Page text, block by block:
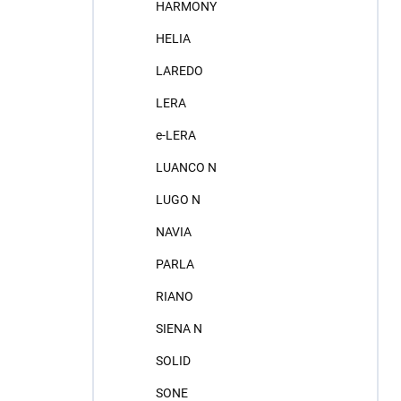
HARMONY
HELIA
LAREDO
LERA
e-LERA
LUANCO N
LUGO N
NAVIA
PARLA
RIANO
SIENA N
SOLID
SONE